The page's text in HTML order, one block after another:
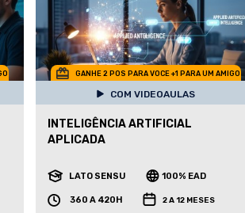
GANHE 2 POS PARA VOCE +1 PARA UM AMIGO
COM VIDEOAULAS
INTELIGÊNCIA ARTIFICIAL
APLICADA
LATO SENSU 100% EAD
360 A 420H 2 A 12 MESES